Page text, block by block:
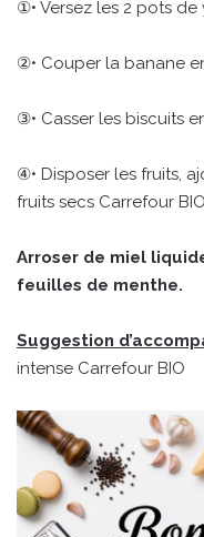
①• Versez les 2 pots
②• Couper la banane
③• Casser les biscuits
④• Disposer les fruits,
fruits secs Carrefour
Arroser de miel
feuilles de menthe.
Suggestion
intense Carrefour BIO